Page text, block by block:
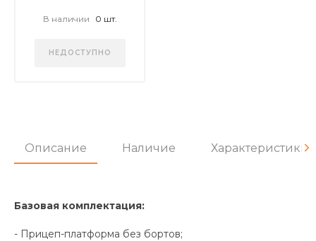
В наличии 0 шт.
НЕДОСТУПНО
Описание Наличие Характеристики
Базовая комплектация:
- Прицеп-платформа без бортов;